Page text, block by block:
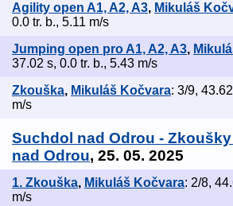
Agility open A1, A2, A3, Mikuláš
0.0 tr. b., 5.11 m/s
Jumping open pro A1, A2, A3,
37.02 s, 0.0 tr. b., 5.43 m/s
Zkouška, Mikuláš Kočvara: 3/9,
m/s
Suchdol nad Odrou -
nad Odrou, 25. 05. 2025
1. Zkouška, Mikuláš Kočvara: 2/8,
m/s